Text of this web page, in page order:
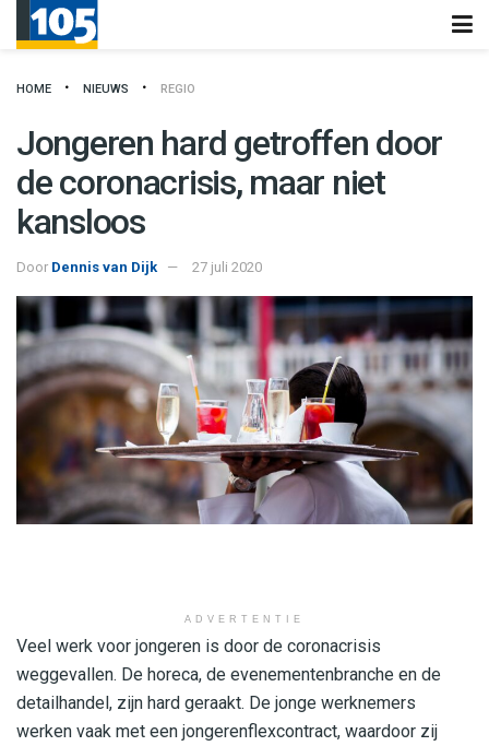
HOME NIEUWS REGIO
Jongeren hard getroffen door
de coronacrisis, maar niet
kansloos
Door Dennis van Dijk 27 juli 2020
ADVERTENTIE
Veel werk voor jongeren is door de coronacrisis
weggevallen. De horeca, de evenementenbranche en de
detailhandel, zijn hard geraakt. De jonge werknemers
werken vaak met een jongerenflexcontract, waardoor zij